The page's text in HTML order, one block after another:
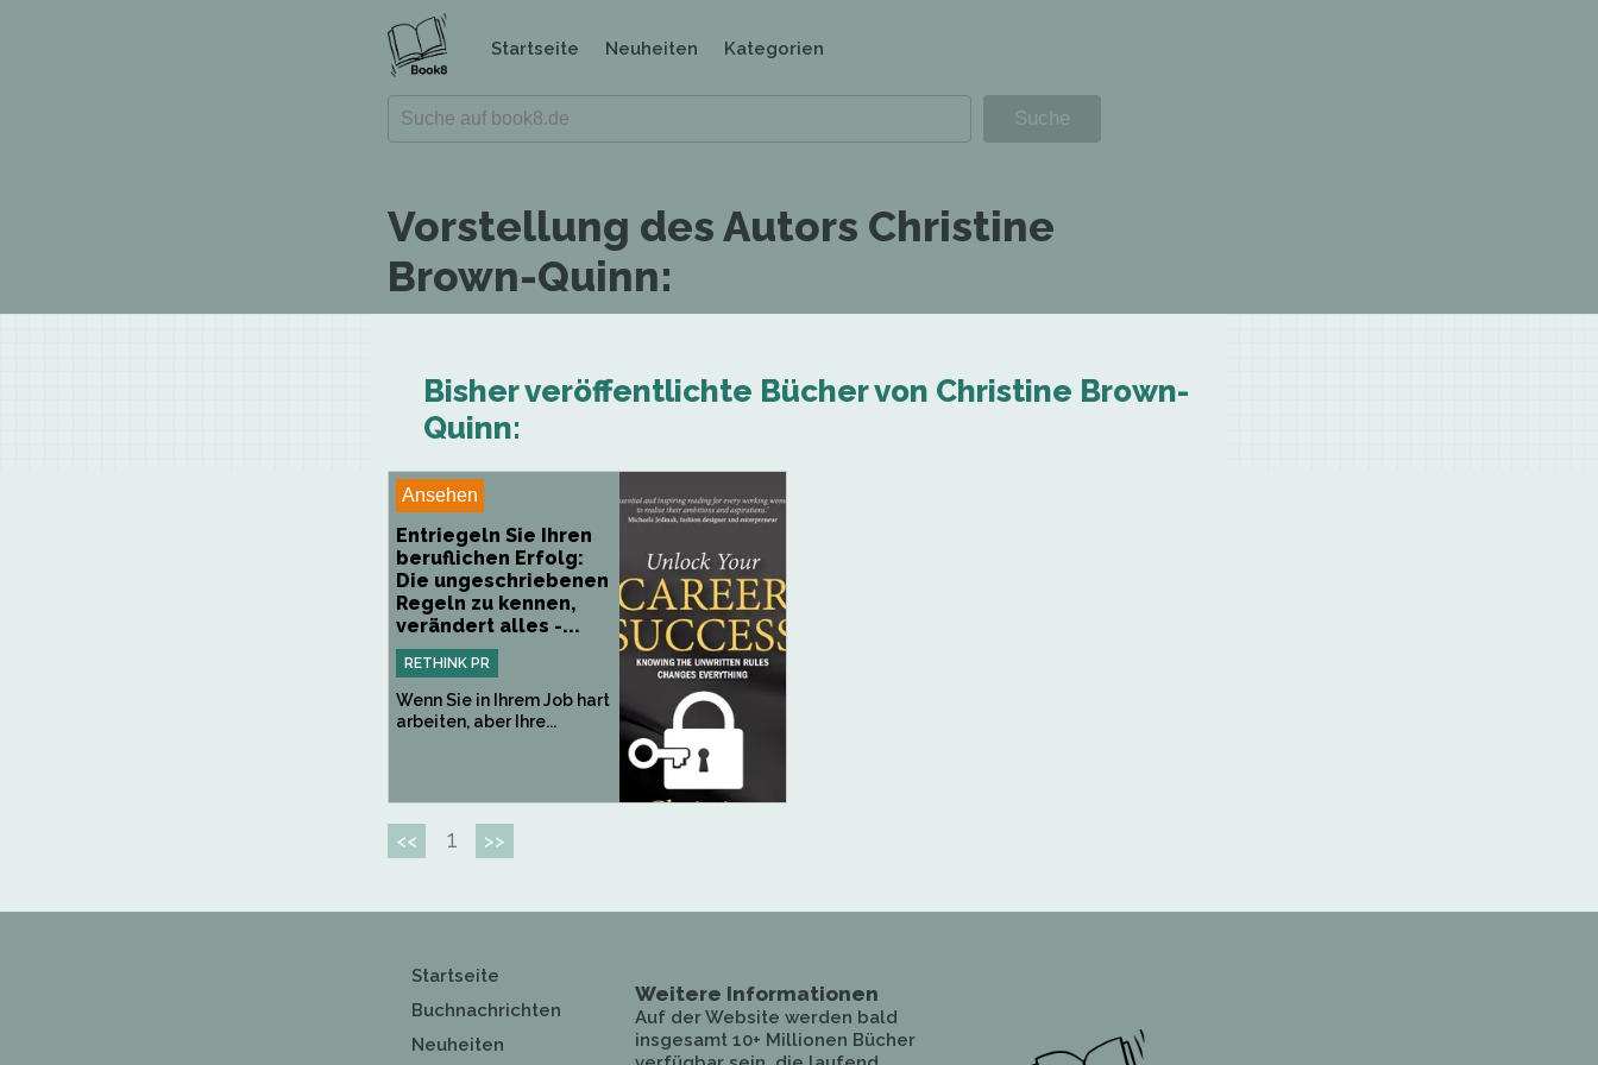
Startseite Neuheiten Kategorien
Vorstellung des Autors Christine
Brown-Quinn:
Bisher veröffentlichte Bücher von Christine Brown-
Quinn:
Ansehen
Entriegeln Sie Ihren
beruflichen Erfolg:
Die ungeschriebenen
Regeln zu kennen,
verändert alles -...
RETHINK PR
Wenn Sie in Ihrem Job hart
arbeiten, aber Ihre...
<< 1 >>
Startseite
Buchnachrichten
Neuheiten
Weitere Informationen
Auf der Website werden bald
insgesamt 10+ Millionen Bücher